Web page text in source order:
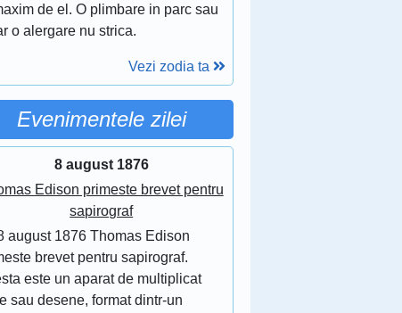
de el. O plimbare in parc sau
o alergare nu strica.
Vezi zodia ta
Evenimentele zilei
8 august 1876
Edison primeste brevet pentru
sapirograf
august 1876 Thomas Edison
brevet pentru sapirograf.
este un aparat de multiplicat
sau desene, format dintr-un